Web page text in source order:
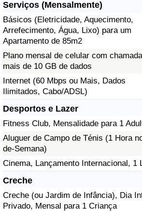
Serviços (Mensalmente)
Básicos (Eletricidade, Aquecimento,
Arrefecimento, Água, Lixo) para um
Apartamento de 85m2
Plano mensal de celular com
mais de 10 GB de dados
Internet (60 Mbps ou Mais, Dados
Ilimitados, Cabo/ADSL)
Desportos e Lazer
Fitness Club, Mensalidade para 1
Aluguer de Campo de Ténis (1 Hora
de-Semana)
Cinema, Lançamento Internacional, 1
Creche
Creche (ou Jardim de Infância), Dia
Privado, Mensal para 1 Criança